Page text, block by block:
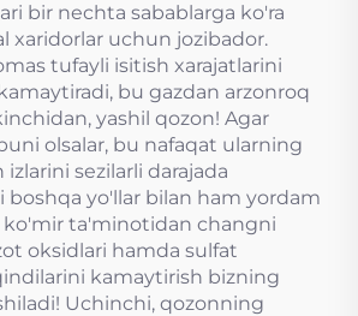
bir nechta sabablarga ko'ra
xaridorlar uchun jozibador.
tufayli isitish xarajatlarini
bu gazdan arzonroq
yashil qozon! Agar
olsalar, bu nafaqat ularning
sezilarli darajada
boshqa yo'llar bilan ham yordam
ko'mir ta'minotidan changni
oksidlari hamda sulfat
kamaytirish bizning
Uchinchi, qozonning